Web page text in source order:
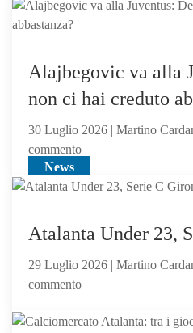
per
di
News
Alajbegovic va alla
non ci hai creduto
30 Luglio 2026 | Martino
commentosu
va
Juventus:
non
ci
creduto
Atalanta Under 23,
29 Luglio 2026 | Martino
commentosu
Under